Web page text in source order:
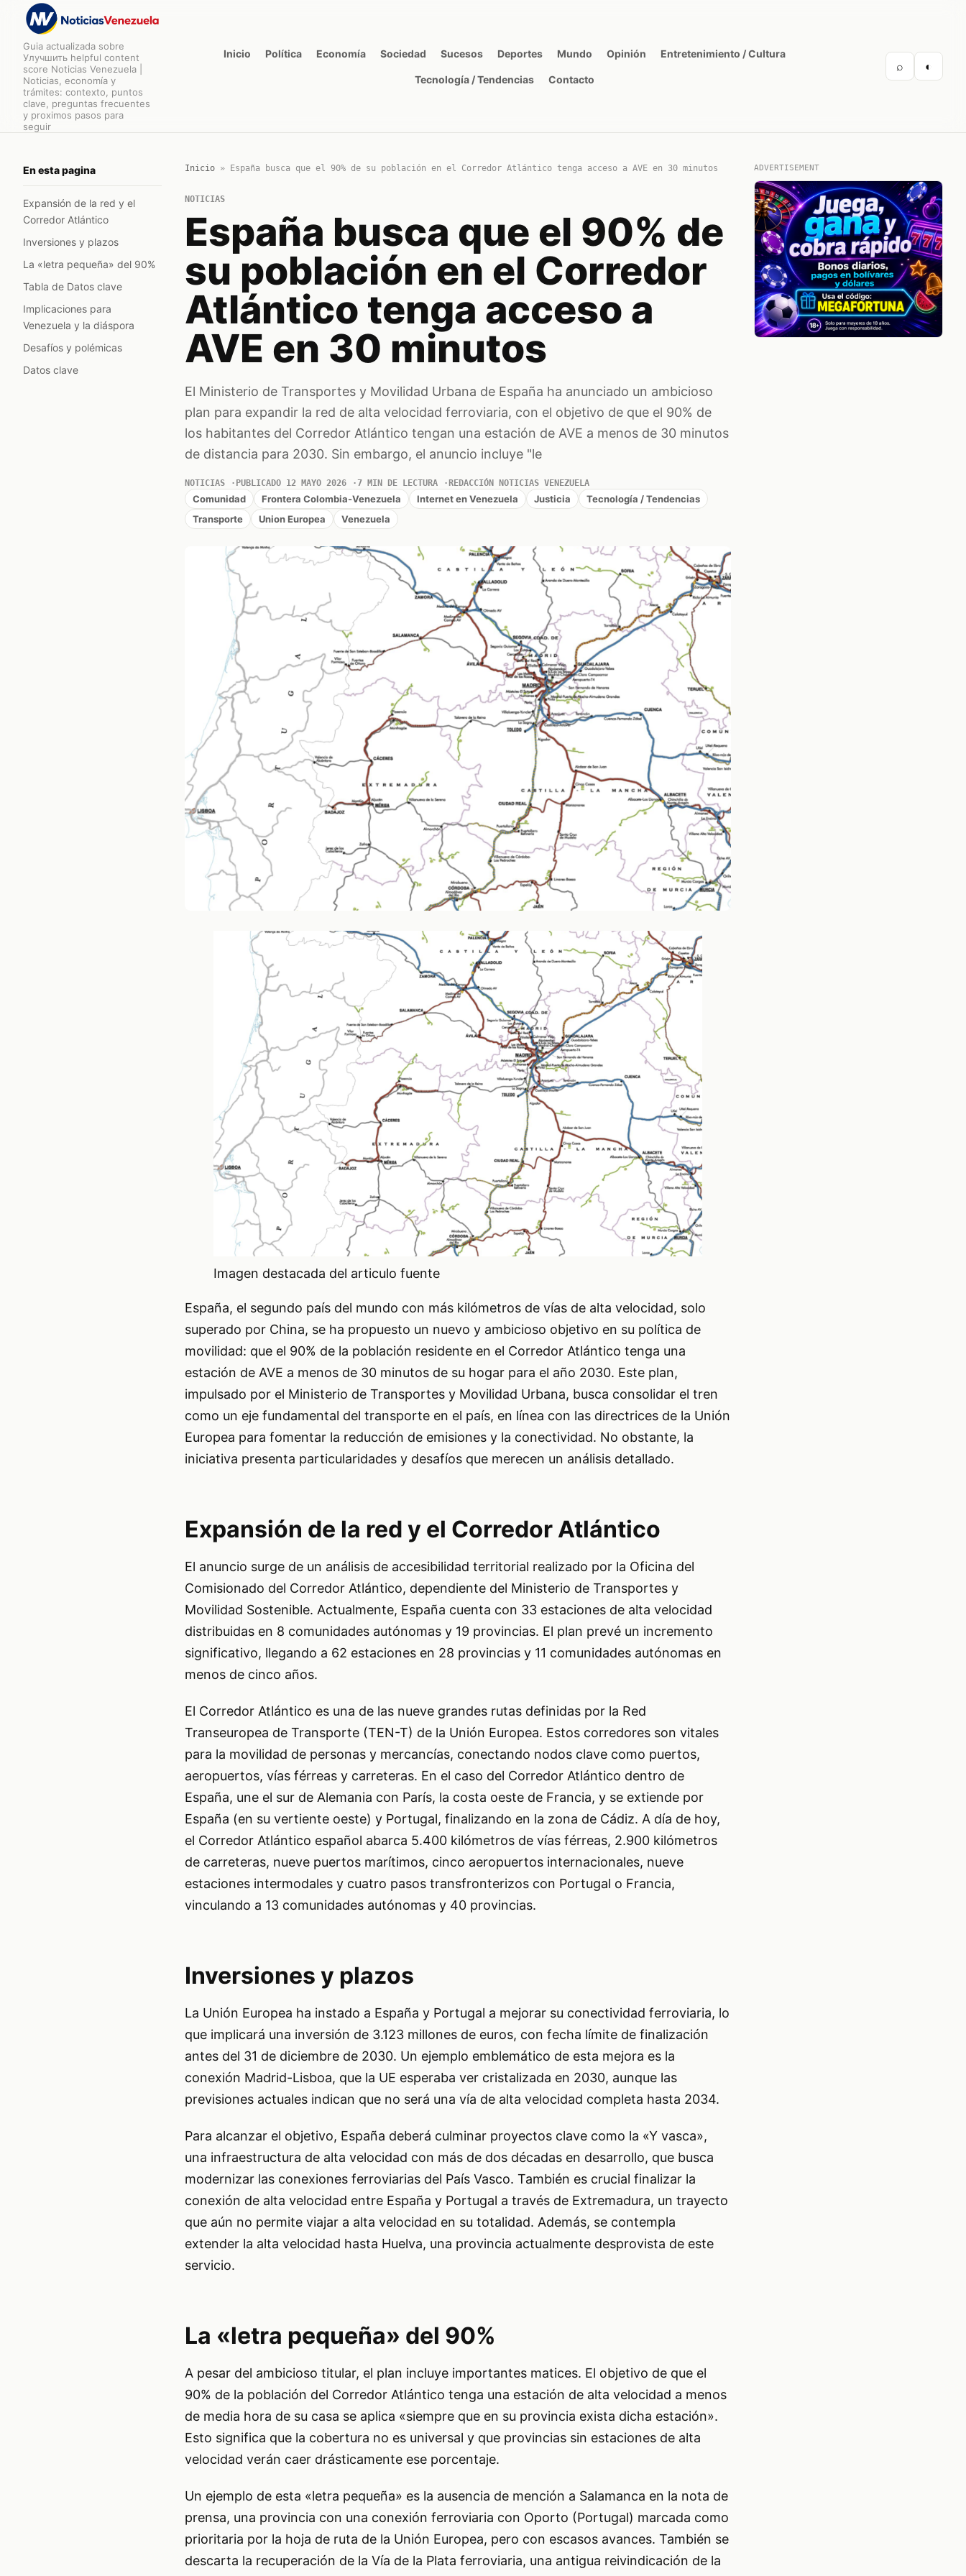
Guia actualizada sobre
Улучшить helpful content
score Noticias Venezuela |
Noticias, economía y
trámites: contexto, puntos
clave, preguntas frecuentes
y proximos pasos para
seguir
Inicio Política Economía Sociedad Sucesos Deportes Mundo Opinión Entretenimiento / Cultura
Tecnología / Tendencias Contacto
⌕ ◐
En esta pagina
Expansión de la red y el
Corredor Atlántico
Inversiones y plazos
La «letra pequeña» del 90%
Tabla de Datos clave
Implicaciones para
Venezuela y la diáspora
Desafíos y polémicas
Datos clave
Inicio» España busca que el 90% de su población en el Corredor Atlántico tenga acceso a AVE en 30 minutos
NOTICIAS
España busca que el 90% de
su población en el Corredor
Atlántico tenga acceso a
AVE en 30 minutos
El Ministerio de Transportes y Movilidad Urbana de España ha anunciado un ambicioso
plan para expandir la red de alta velocidad ferroviaria, con el objetivo de que el 90% de
los habitantes del Corredor Atlántico tengan una estación de AVE a menos de 30 minutos
de distancia para 2030. Sin embargo, el anuncio incluye "le
NOTICIAS PUBLICADO 12 MAYO 2026 7 MIN DE LECTURA REDACCIÓN NOTICIAS VENEZUELA
Comunidad Frontera Colombia-Venezuela Internet en Venezuela Justicia
Tecnología / Tendencias
Transporte
Union Europea Venezuela
Imagen destacada del articulo fuente
España, el segundo país del mundo con más kilómetros de vías de alta velocidad, solo
superado por China, se ha propuesto un nuevo y ambicioso objetivo en su política de
movilidad: que el 90% de la población residente en el Corredor Atlántico tenga una
estación de AVE a menos de 30 minutos de su hogar para el año 2030. Este plan,
impulsado por el Ministerio de Transportes y Movilidad Urbana, busca consolidar el tren
como un eje fundamental del transporte en el país, en línea con las directrices de la Unión
Europea para fomentar la reducción de emisiones y la conectividad. No obstante, la
iniciativa presenta particularidades y desafíos que merecen un análisis detallado.
Expansión de la red y el Corredor Atlántico
El anuncio surge de un análisis de accesibilidad territorial realizado por la Oficina del
Comisionado del Corredor Atlántico, dependiente del Ministerio de Transportes y
Movilidad Sostenible. Actualmente, España cuenta con 33 estaciones de alta velocidad
distribuidas en 8 comunidades autónomas y 19 provincias. El plan prevé un incremento
significativo, llegando a 62 estaciones en 28 provincias y 11 comunidades autónomas en
menos de cinco años.
El Corredor Atlántico es una de las nueve grandes rutas definidas por la Red
Transeuropea de Transporte (TEN-T) de la Unión Europea. Estos corredores son vitales
para la movilidad de personas y mercancías, conectando nodos clave como puertos,
aeropuertos, vías férreas y carreteras. En el caso del Corredor Atlántico dentro de
España, une el sur de Alemania con París, la costa oeste de Francia, y se extiende por
España (en su vertiente oeste) y Portugal, finalizando en la zona de Cádiz. A día de hoy,
el Corredor Atlántico español abarca 5.400 kilómetros de vías férreas, 2.900 kilómetros
de carreteras, nueve puertos marítimos, cinco aeropuertos internacionales, nueve
estaciones intermodales y cuatro pasos transfronterizos con Portugal o Francia,
vinculando a 13 comunidades autónomas y 40 provincias.
Inversiones y plazos
La Unión Europea ha instado a España y Portugal a mejorar su conectividad ferroviaria, lo
que implicará una inversión de 3.123 millones de euros, con fecha límite de finalización
antes del 31 de diciembre de 2030. Un ejemplo emblemático de esta mejora es la
conexión Madrid-Lisboa, que la UE esperaba ver cristalizada en 2030, aunque las
previsiones actuales indican que no será una vía de alta velocidad completa hasta 2034.
Para alcanzar el objetivo, España deberá culminar proyectos clave como la «Y vasca»,
una infraestructura de alta velocidad con más de dos décadas en desarrollo, que busca
modernizar las conexiones ferroviarias del País Vasco. También es crucial finalizar la
conexión de alta velocidad entre España y Portugal a través de Extremadura, un trayecto
que aún no permite viajar a alta velocidad en su totalidad. Además, se contempla
extender la alta velocidad hasta Huelva, una provincia actualmente desprovista de este
servicio.
La «letra pequeña» del 90%
A pesar del ambicioso titular, el plan incluye importantes matices. El objetivo de que el
90% de la población del Corredor Atlántico tenga una estación de alta velocidad a menos
de media hora de su casa se aplica «siempre que en su provincia exista dicha estación».
Esto significa que la cobertura no es universal y que provincias sin estaciones de alta
velocidad verán caer drásticamente ese porcentaje.
Un ejemplo de esta «letra pequeña» es la ausencia de mención a Salamanca en la nota de
prensa, una provincia con una conexión ferroviaria con Oporto (Portugal) marcada como
prioritaria por la hoja de ruta de la Unión Europea, pero con escasos avances. También se
descarta la recuperación de la Vía de la Plata ferroviaria, una antigua reivindicación de la
ADVERTISEMENT